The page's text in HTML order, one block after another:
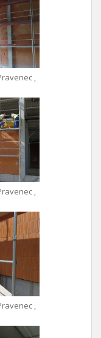
,
,
,